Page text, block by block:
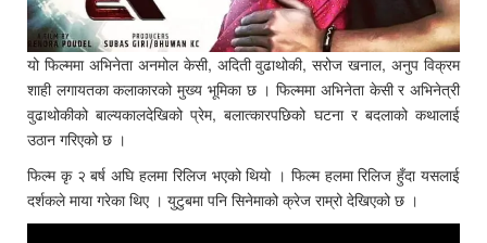
यो फिल्ममा अभिनेता अनमोल केसी, अदिती वुढाथोकी, सरोज खनाल, अनुप विक्रम
शाही लगायतका कलाकारको मुख्य भूमिका छ । फिल्ममा अभिनेता केसी र अभिनेत्री
वुढाथोकीको बाल्यकालदेखिको प्रेम, बलात्कारपछिको घटना र बदलाको कथालाई
उठान गरिएको छ ।
फिल्म कृ २ बर्ष अघि हलमा रिलिज भएको थियो । फिल्म हलमा रिलिज हुँदा यसलाई
दर्शकले माया गरेका थिए । युटुबमा पनि सिनेमाको क्रेज राम्रो देखिएको छ ।